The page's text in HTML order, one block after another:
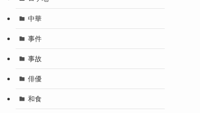
中華
事件
事故
俳優
和食